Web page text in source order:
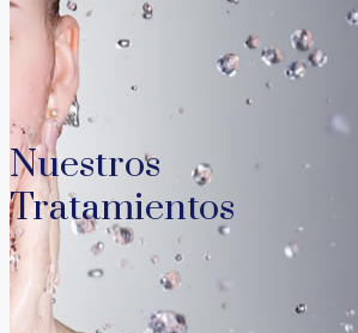
Nuestros
Tratamientos